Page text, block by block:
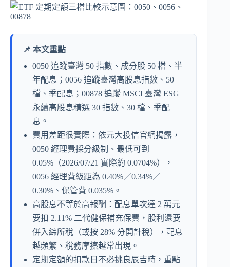
📌 本文重點
0050 追蹤臺灣 50 指數、成分股 50 檔、半
年配息；0056 追蹤臺灣高股息指數、50
檔、季配息；00878 追蹤 MSCI 臺灣 ESG
永續高股息精選 30 指數、30 檔、季配
息。
費用差距很實際：依元大投信官網揭露，
0050 經理費採分級制、最低可到
0.05%（2026/07/21 實際約 0.0704%），
0056 經理費級距為 0.40%／0.34%／
0.30%、保管費 0.035%。
高股息不等於高報酬：配息單次達 2 萬元
要扣 2.11% 二代健保補充保費，股利還要
併入綜所稅（或按 28% 分開計稅），配息
越頻繁、稅務摩擦越常出現。
定期定額的扣款日不必挑良辰吉時，重點